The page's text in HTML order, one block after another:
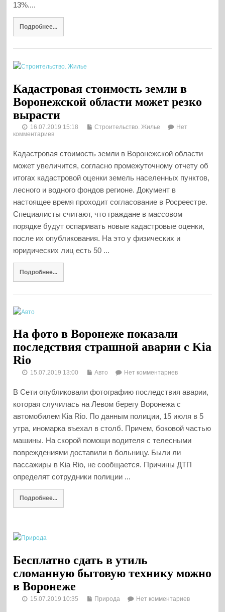
13%....
Подробнее...
Кадастровая стоимость земли в
Воронежской области может резко
вырасти
16.07.2019 15:18 Строительство. Жилье
Нет
комментариев
Кадастровая стоимость земли в Воронежской области
может увеличится, согласно промежуточному отчету об
итогах кадастровой оценки земель населенных пунктов,
лесного и водного фондов регионе. Документ в
настоящее время проходит согласование в Росреестре.
Специалисты считают, что граждане в массовом
порядке будут оспаривать новые кадастровые оценки,
после их опубликования. На это у физических и
юридических лиц есть 50 ...
Подробнее...
На фото в Воронеже показали
последствия страшной аварии с Kia
Rio
15.07.2019 13:00 Авто Нет комментариев
В Сети опубликовали фотографию последствия аварии,
которая случилась на Левом берегу Воронежа с
автомобилем Kia Rio. По данным полиции, 15 июля в 5
утра, иномарка въехал в столб. Причем, боковой частью
машины. На скорой помощи водителя с телесными
повреждениями доставили в больницу. Были ли
пассажиры в Kia Rio, не сообщается. Причины ДТП
определят сотрудники полиции ...
Подробнее...
Бесплатно сдать в утиль
сломанную бытовую технику можно
в Воронеже
15.07.2019 10:35 Природа Нет комментариев